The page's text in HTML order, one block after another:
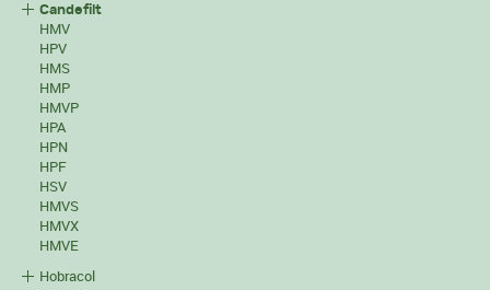
Candefilt
HMV
HPV
HMS
HMP
HMVP
HPA
HPN
HPF
HSV
HMVS
HMVX
HMVE
Hobracol